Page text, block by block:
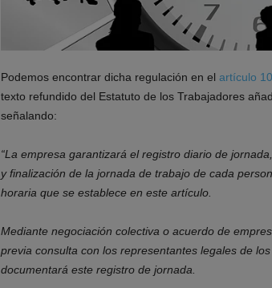
Podemos encontrar dicha regulación en el artículo
texto refundido del Estatuto de los Trabajadores
señalando:
“La empresa garantizará el registro diario de
y finalización de la jornada de trabajo de cada
horaria que se establece en este artículo.
Mediante negociación colectiva o acuerdo de
previa consulta con los representantes legales de
documentará este registro de jornada.